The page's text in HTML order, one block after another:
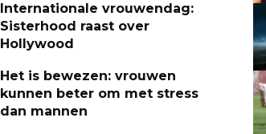
Internationale vrouwendag:
Sisterhood raast over
Hollywood
Het is bewezen: vrouwen
kunnen beter om met stress
dan mannen